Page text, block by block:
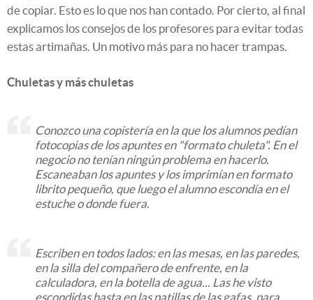
de copiar. Esto es lo que nos han contado. Por cierto, al final
explicamos los consejos de los profesores para evitar todas
estas artimañas. Un motivo más para no hacer trampas.
Chuletas y más chuletas
Conozco una copistería en la que los alumnos pedían
fotocopias de los apuntes en "formato chuleta". En el
negocio no tenían ningún problema en hacerlo.
Escaneaban los apuntes y los imprimían en formato
librito pequeño, que luego el alumno escondía en el
estuche o donde fuera.
Escriben en todos lados: en las mesas, en las paredes,
en la silla del compañero de enfrente, en la
calculadora, en la botella de agua... Las he visto
escondidas hasta en las patillas de las gafas, para